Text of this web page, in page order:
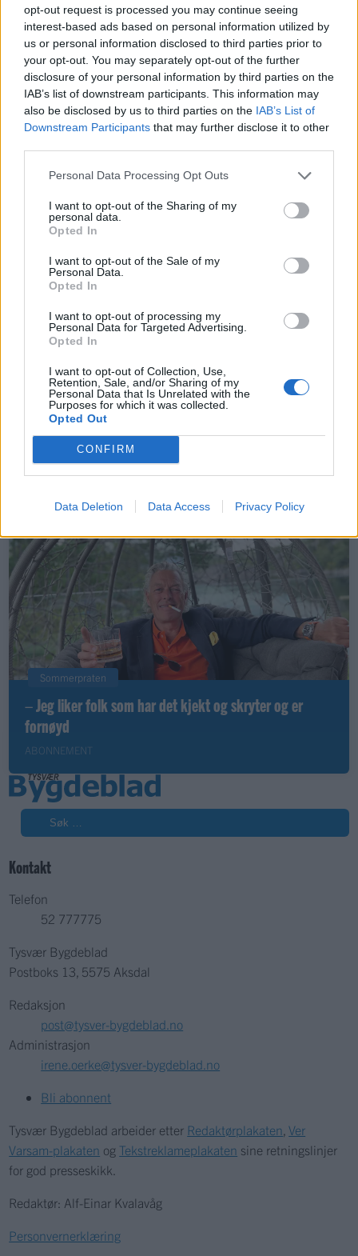
opt-out request is processed you may continue seeing
interest-based ads based on personal information utilized by
us or personal information disclosed to third parties prior to
your opt-out. You may separately opt-out of the further
disclosure of your personal information by third parties on the
IAB’s list of downstream participants. This information may
also be disclosed by us to third parties on the IAB’s List of
Downstream Participants that may further disclose it to other
Personal Data Processing Opt Outs
I want to opt-out of the Sharing of my
personal data.
Opted In
I want to opt-out of the Sale of my
Personal Data.
Opted In
I want to opt-out of processing my
Personal Data for Targeted Advertising.
Opted In
I want to opt-out of Collection, Use,
Retention, Sale, and/or Sharing of my
Personal Data that Is Unrelated with the
Purposes for which it was collected.
Opted Out
CONFIRM
Data Deletion Data Access Privacy Policy
Mest lest siste syv dager
– Finner roen på hytta
Leiar
Nokon må sove dårleg om natta
Sommerpraten
– Jeg liker folk som har det kjekt og skryter og er
fornøyd
ABONNEMENT
Kontakt
Telefon
52 777775
Tysvær Bygdeblad
Postboks 13, 5575 Aksdal
Redaksjon
post@tysver-bygdeblad.no
Administrasjon
irene.oerke@tysver-bygdeblad.no
Bli abonnent
Tysvær Bygdeblad arbeider etter Redaktørplakaten ,Ver
Varsam-plakaten og Tekstreklameplakaten sine retningslinjer
for god presseskikk.
Redaktør: Alf-Einar Kvalavåg
Personvernerklæring